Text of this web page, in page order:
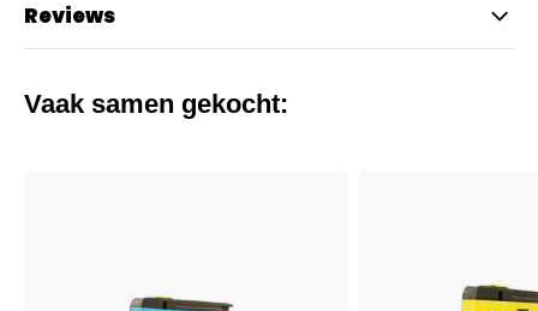
Reviews
Vaak samen gekocht: